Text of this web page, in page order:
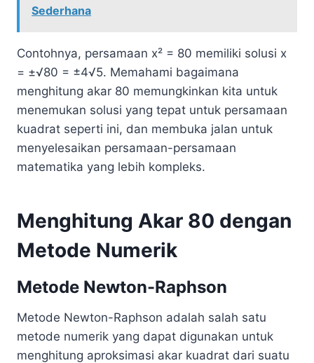
Sederhana
Contohnya, persamaan x² = 80 memiliki solusi x
= ±√80 = ±4√5. Memahami bagaimana
menghitung akar 80 memungkinkan kita untuk
menemukan solusi yang tepat untuk persamaan
kuadrat seperti ini, dan membuka jalan untuk
menyelesaikan persamaan-persamaan
matematika yang lebih kompleks.
Menghitung Akar 80 dengan
Metode Numerik
Metode Newton-Raphson
Metode Newton-Raphson adalah salah satu
metode numerik yang dapat digunakan untuk
menghitung aproksimasi akar kuadrat dari suatu